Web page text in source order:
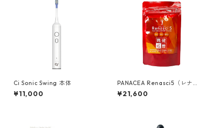
Ci Sonic Swing 本体
¥11,000
PANACEA Renasci5（レナシ
ーファイブ)
¥21,600